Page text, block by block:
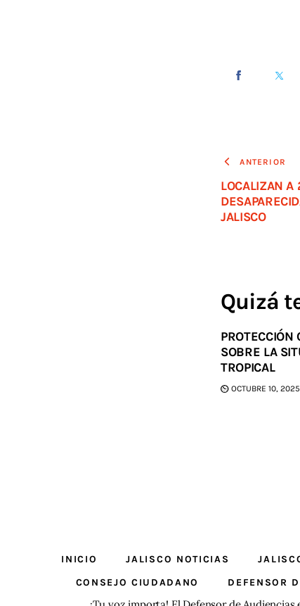
ANTERIOR
LOCALIZAN A
JALISCO
Quizá
PROTECCIÓN
SOBRE LA
TROPICAL
OCTUBRE 10, 2025
INICIO JALISCO NOTICIAS
CONSEJO CIUDADANO
DEFENSOR